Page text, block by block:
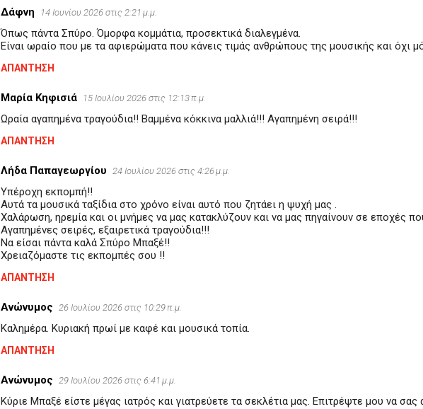
Δάφνη 14 Ιουνίου 2026 στις 2:21 μ.μ.
Όπως πάντα Σπύρο. Όμορφα κομμάτια, προσεκτικά διαλεγμένα.
Είναι ωραίο που με τα αφιερώματα που κάνεις τιμάς ανθρώπους της μουσικής και όχι
ΑΠΆΝΤΗΣΗ
Μαρία Κηφισιά 15 Ιουλίου 2026 στις 12:13 π.μ.
Ωραία αγαπημένα τραγούδια!! Βαμμένα κόκκινα μαλλιά!!! Αγαπημένη σειρά!!!
ΑΠΆΝΤΗΣΗ
Λήδα Παπαγεωργίου 24 Ιουλίου 2026 στις 4:26 μ.μ.
Υπέροχη εκπομπή!!
Αυτά τα μουσικά ταξίδια στο χρόνο είναι αυτό που ζητάει η ψυχή μας .
Χαλάρωση, ηρεμία και οι μνήμες να μας κατακλύζουν και να μας πηγαίνουν σε εποχές
Αγαπημένες σειρές, εξαιρετικά τραγούδια!!!
Να είσαι πάντα καλά Σπύρο Μπαξέ!!
Χρειαζόμαστε τις εκπομπές σου !!
ΑΠΆΝΤΗΣΗ
Ανώνυμος 26 Ιουλίου 2026 στις 10:29 π.μ.
Καλημέρα. Κυριακή πρωί με καφέ και μουσικά τοπία.
ΑΠΆΝΤΗΣΗ
Ανώνυμος 29 Ιουλίου 2026 στις 6:41 μ.μ.
Κύριε Μπαξέ είστε μέγας ιατρός και γιατρεύετε τα σεκλέτια μας. Επιτρέψτε μου να